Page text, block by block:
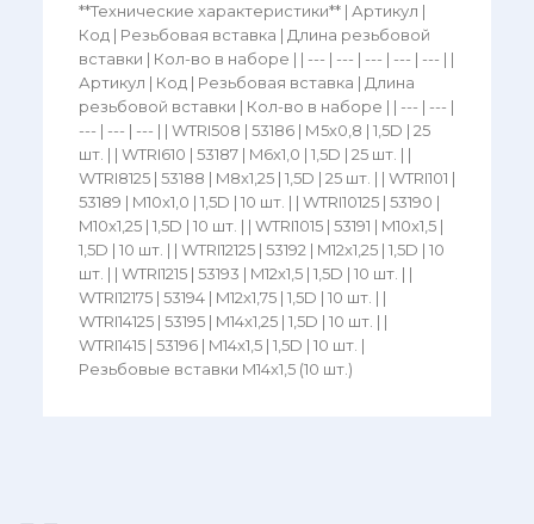
**Технические характеристики** | Артикул |
Код | Резьбовая вставка | Длина резьбовой
вставки | Кол-во в наборе | | --- | --- | --- | --- | --- | |
Артикул | Код | Резьбовая вставка | Длина
резьбовой вставки | Кол-во в наборе | | --- | --- |
--- | --- | --- | | WTRI508 | 53186 | М5х0,8 | 1,5D | 25
шт. | | WTRI610 | 53187 | M6x1,0 | 1,5D | 25 шт. | |
WTRI8125 | 53188 | M8x1,25 | 1,5D | 25 шт. | | WTRI101 |
53189 | M10x1,0 | 1,5D | 10 шт. | | WTRI10125 | 53190 |
M10x1,25 | 1,5D | 10 шт. | | WTRI1015 | 53191 | M10x1,5 |
1,5D | 10 шт. | | WTRI12125 | 53192 | M12x1,25 | 1,5D | 10
шт. | | WTRI1215 | 53193 | M12x1,5 | 1,5D | 10 шт. | |
WTRI12175 | 53194 | M12x1,75 | 1,5D | 10 шт. | |
WTRI14125 | 53195 | M14x1,25 | 1,5D | 10 шт. | |
WTRI1415 | 53196 | M14x1,5 | 1,5D | 10 шт. |
Резьбовые вставки M14x1,5 (10 шт.)